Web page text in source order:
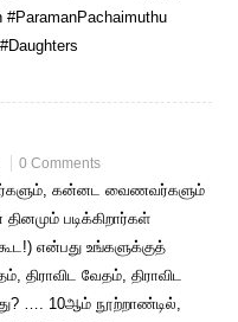
0 Comments
கன்னட வைணவர்களும்
படிக்கிறார்கள்
என்பது உங்களுக்குத்
திராவிட வேதம், திராவிட
…. 10ஆம் நூற்றாண்டில்,